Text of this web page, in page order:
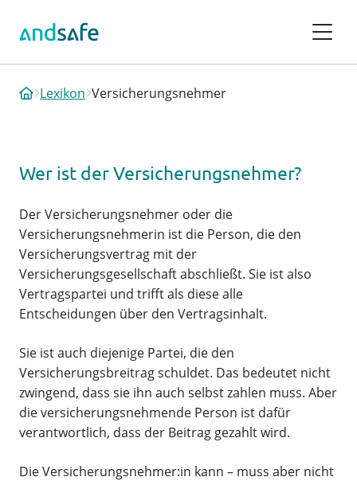
Lexikon Versicherungsnehmer
Wer ist der Versicherungsnehmer?
Der Versicherungsnehmer oder die
Versicherungsnehmerin ist die Person, die den
Versicherungsvertrag mit der
Versicherungsgesellschaft abschließt. Sie ist also
Vertragspartei und trifft als diese alle
Entscheidungen über den Vertragsinhalt.
Sie ist auch diejenige Partei, die den
Versicherungsbreitrag schuldet. Das bedeutet nicht
zwingend, dass sie ihn auch selbst zahlen muss. Aber
die versicherungsnehmende Person ist dafür
verantwortlich, dass der Beitrag gezahlt wird.
Die Versicherungsnehmer:in kann – muss aber nicht